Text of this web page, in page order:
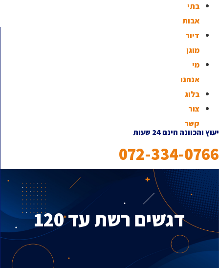
בתי
אבות
דיור
מוגן
מי
אנחנו
בלוג
צור
קשר
יעוץ והכוונה חינם 24 שעות
072-334-0766
דגשים רשת עד 120